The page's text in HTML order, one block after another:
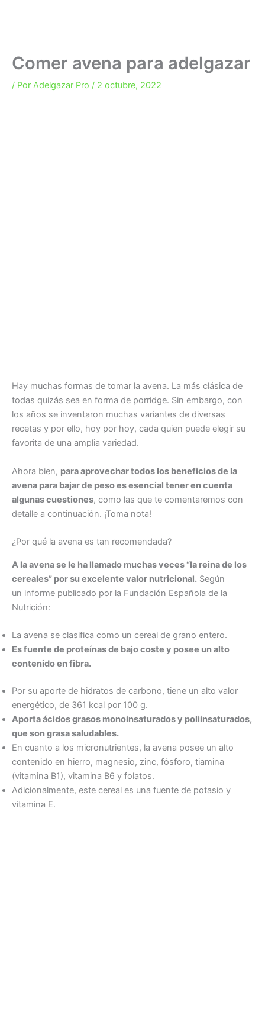
Comer avena para adelgazar
/ Por Adelgazar Pro / 2 octubre, 2022
Hay muchas formas de tomar la avena. La más clásica de
todas quizás sea en forma de porridge. Sin embargo, con
los años se inventaron muchas variantes de diversas
recetas y por ello, hoy por hoy, cada quien puede elegir su
favorita de una amplia variedad.
Ahora bien, para aprovechar todos los beneficios de la
avena para bajar de peso es esencial tener en cuenta
algunas cuestiones, como las que te comentaremos con
detalle a continuación. ¡Toma nota!
¿Por qué la avena es tan recomendada?
A la avena se le ha llamado muchas veces “la reina de los
cereales” por su excelente valor nutricional. Según
un informe publicado por la Fundación Española de la
Nutrición:
La avena se clasifica como un cereal de grano entero.
Es fuente de proteínas de bajo coste y posee un alto
contenido en fibra.
Por su aporte de hidratos de carbono, tiene un alto valor
energético, de 361 kcal por 100 g.
Aporta ácidos grasos monoinsaturados y poliinsaturados,
que son grasa saludables.
En cuanto a los micronutrientes, la avena posee un alto
contenido en hierro, magnesio, zinc, fósforo, tiamina
(vitamina B1), vitamina B6 y folatos.
Adicionalmente, este cereal es una fuente de potasio y
vitamina E.